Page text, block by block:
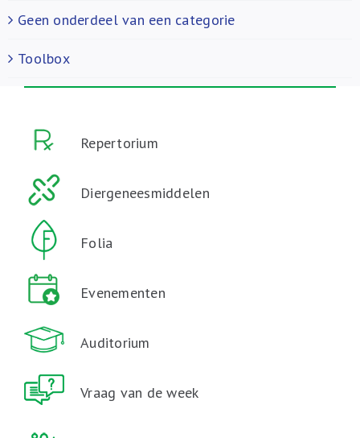
Geen onderdeel van een categorie
Toolbox
Repertorium
Diergeneesmiddelen
Folia
Evenementen
Auditorium
Vraag van de week